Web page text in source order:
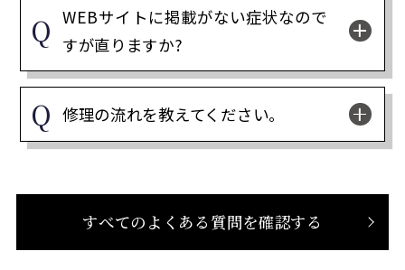
WEBサイトに掲載がない症状なので
すが直りますか?
修理の流れを教えてください。
すべてのよくある質問を確認する